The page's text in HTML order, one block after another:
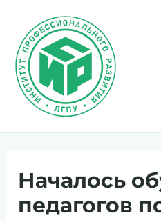
содержимому
Началось
педагогов